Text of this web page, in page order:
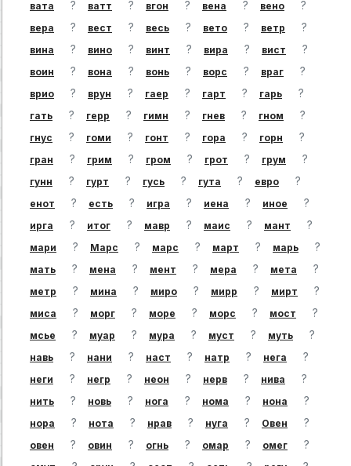
вата ? ватт ? вгон ? вена ? вено ?
вера ? вест ? весь ? вето ? ветр ?
вина ? вино ? винт ? вира ? вист ?
воин ? вона ? вонь ? ворс ? враг ?
врио ? врун ? гаер ? гарт ? гарь ?
гать ? герр ? гимн ? гнев ? гном ?
гнус ? гоми ? гонт ? гора ? горн ?
гран ? грим ? гром ? грот ? грум ?
гунн ? гурт ? гусь ? гута ? евро ?
енот ? есть ? игра ? иена ? иное ?
ирга ? итог ? мавр ? маис ? мант ?
мари ? Марс ? марс ? март ? марь ?
мать ? мена ? мент ? мера ? мета ?
метр ? мина ? миро ? мирр ? мирт ?
миса ? морг ? море ? морс ? мост ?
мсье ? муар ? мура ? муст ? муть ?
навь ? нани ? наст ? натр ? нега ?
неги ? негр ? неон ? нерв ? нива ?
нить ? новь ? нога ? нома ? нона ?
нора ? нота ? нрав ? нуга ? Овен ?
овен ? овин ? огнь ? омар ? омег ?